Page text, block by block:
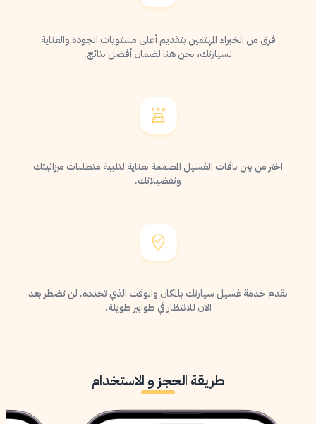
فرق من الخبراء المهتمين بتقديم أعلى مستويات الجودة والعناية
لسيارتك، نحن هنا لضمان أفضل نتائج.
اختر من بين باقات الغسيل المصممة بعناية لتلبية متطلبات ميزانيتك
وتفضيلاتك.
نقدم خدمة غسيل سيارتك بالمكان والوقت الذي تحدده. لن تضطر بعد
الآن للانتظار في طوابير طويلة.
طريقة الحجز و الاستخدام